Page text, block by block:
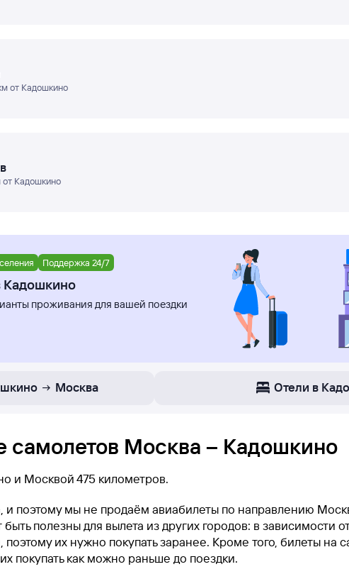
от Кадошкино
от Кадошкино
Поддержка 24/7
Кадошкино
проживания для вашей поездки
Москва Отели в
самолетов Москва – Кадошкино
и Москвой 475 километров.
и поэтому мы не продаём авиабилеты по направлению
полезны для вылета из других городов: в зависимости
поэтому их нужно покупать заранее. Кроме того, билеты на
покупать как можно раньше до поездки.